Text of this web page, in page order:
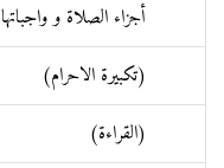
أجزاء الصلاة و واجباتها
(تكبيرة الاحرام)
(القراءة)